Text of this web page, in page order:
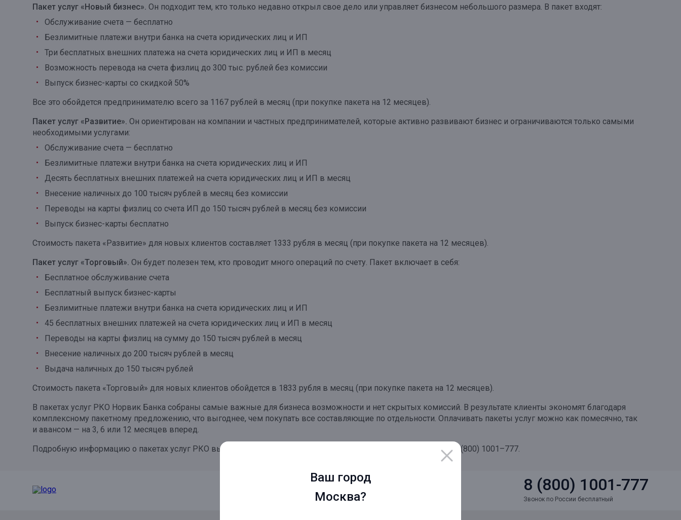
Ваш город
Москва?
Онлайн
Все вклады
Удаленная идентификация
Мобильное приложение
Подтверждение согласия через Госуслуги
Пакет услуг «Новый бизнес». Он подходит тем, кто только недавно открыл свое дело или управляет бизнесом небольшого размера. В пакет входят:
Обслуживание счета — бесплатно
Безлимитные платежи внутри банка на счета юридических лиц и ИП
Три бесплатных внешних платежа на счета юридических лиц и ИП в месяц
Возможность перевода на счета физлиц до 300 тыс. рублей без комиссии
Выпуск бизнес-карты со скидкой 50%
Все это обойдется предпринимателю всего за 1167 рублей в месяц (при покупке пакета на 12 месяцев).
Пакет услуг «Развитие». Он ориентирован на компании и частных предпринимателей, которые активно развивают бизнес и ограничиваются только самыми
необходимыми услугами:
Обслуживание счета — бесплатно
Безлимитные платежи внутри банка на счета юридических лиц и ИП
Десять бесплатных внешних платежей на счета юридических лиц и ИП в месяц
Внесение наличных до 100 тысяч рублей в месяц без комиссии
Переводы на карты физлиц со счета ИП до 150 тысяч рублей в месяц без комиссии
Выпуск бизнес-карты бесплатно
Стоимость пакета «Развитие» для новых клиентов составляет 1333 рубля в месяц (при покупке пакета на 12 месяцев).
Пакет услуг «Торговый». Он будет полезен тем, кто проводит много операций по счету. Пакет включает в себя:
Бесплатное обслуживание счета
Бесплатный выпуск бизнес-карты
Безлимитные платежи внутри банка на счета юридических лиц и ИП
45 бесплатных внешних платежей на счета юридических лиц и ИП в месяц
Переводы на карты физлиц на сумму до 150 тысяч рублей в месяц
Внесение наличных до 200 тысяч рублей в месяц
Выдача наличных до 150 тысяч рублей
Стоимость пакета «Торговый» для новых клиентов обойдется в 1833 рубля в месяц (при покупке пакета на 12 месяцев).
В пакетах услуг РКО Норвик Банка собраны самые важные для бизнеса возможности и нет скрытых комиссий. В результате клиенты экономят благодаря
комплексному пакетному предложению, что выгоднее, чем покупать все составляющие по отдельности. Оплачивать пакеты услуг можно как помесячно, так
и авансом — на 3, 6 или 12 месяцев вперед.
Подробную информацию о пакетах услуг РКО вы можете получить
, в офисах или по телефону: 8 (800) 1001–777.
8 (800) 1001-777
Звонок по России бесплатный